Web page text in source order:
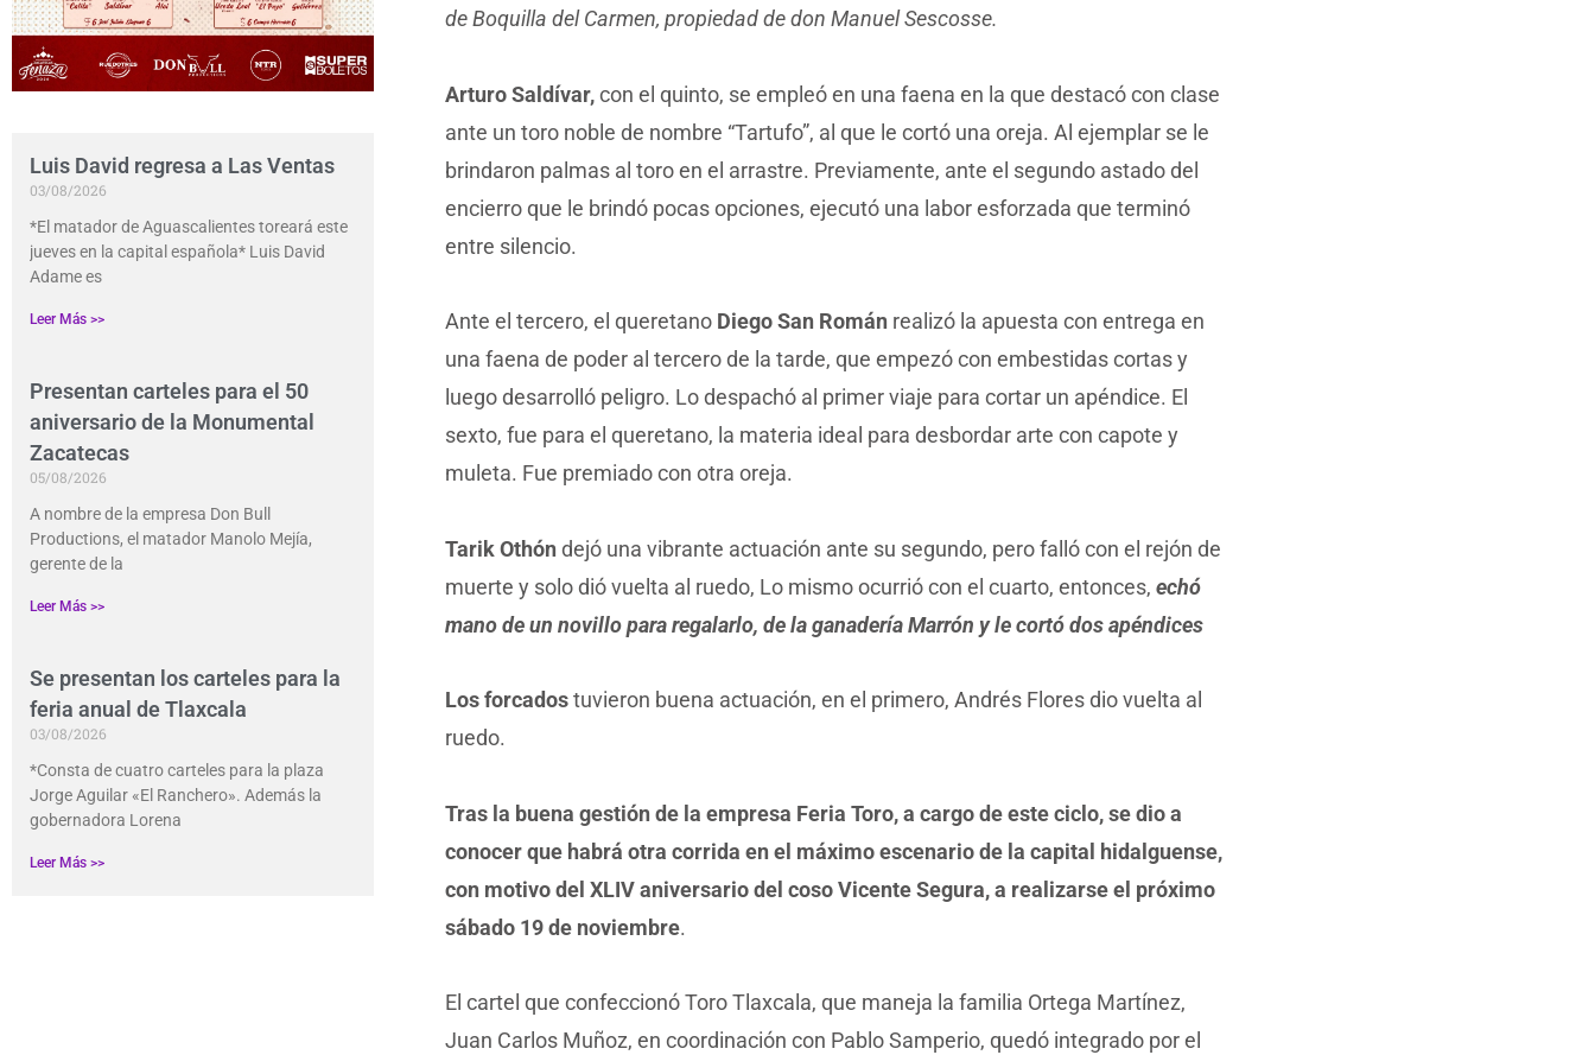
Luis David regresa a Las Ventas
03/08/2026
*El matador de Aguascalientes toreará este
jueves en la capital española* Luis David
Adame es
Leer Más >>
Presentan carteles para el 50
aniversario de la Monumental
Zacatecas
05/08/2026
A nombre de la empresa Don Bull
Productions, el matador Manolo Mejía,
gerente de la
Leer Más >>
Se presentan los carteles para la
feria anual de Tlaxcala
03/08/2026
*Consta de cuatro carteles para la plaza
Jorge Aguilar «El Ranchero». Además la
gobernadora Lorena
Leer Más >>
de Boquilla del Carmen, propiedad de don Manuel Sescosse.
Arturo Saldívar,con el quinto, se empleó en una faena en la que destacó con clase
ante un toro noble de nombre “Tartufo”, al que le cortó una oreja. Al ejemplar se le
brindaron palmas al toro en el arrastre. Previamente, ante el segundo astado del
encierro que le brindó pocas opciones, ejecutó una labor esforzada que terminó
entre silencio.
Ante el tercero, el queretanoDiego San Románrealizó la apuesta con entrega en
una faena de poder al tercero de la tarde, que empezó con embestidas cortas y
luego desarrolló peligro. Lo despachó al primer viaje para cortar un apéndice. El
sexto, fue para el queretano, la materia ideal para desbordar arte con capote y
muleta. Fue premiado con otra oreja.
Tarik Othóndejó una vibrante actuación ante su segundo, pero falló con el rejón de
muerte y solo dió vuelta al ruedo, Lo mismo ocurrió con el cuarto, entonces, echó
mano de un novillo para regalarlo, de la ganadería Marrón y le cortó dos apéndices
Los forcadostuvieron buena actuación, en el primero, Andrés Flores dio vuelta al
ruedo.
Tras la buena gestión de la empresa Feria Toro, a cargo de este ciclo, se dio a
conocer que habrá otra corrida en el máximo escenario de la capital hidalguense,
con motivo del XLIV aniversario del coso Vicente Segura, a realizarse el próximo
sábado 19 de noviembre.
El cartel que confeccionó Toro Tlaxcala, que maneja la familia Ortega Martínez,
Juan Carlos Muñoz, en coordinación con Pablo Samperio, quedó integrado por el